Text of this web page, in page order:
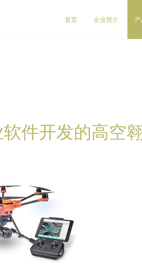
首页 企业简介
件开发的高空